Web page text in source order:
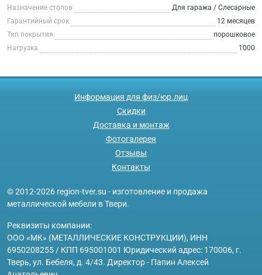
Назначение столов
Для гаража / Слесарные
Гарантийный срок
12 месяцев
Тип покрытия
порошковое
Нагрузка
1000
Информация для физ/юр.лиц
Скидки
Доставка и монтаж
Фотогалерея
Отзывы
Контакты
© 2012-2026 region-tver.su - изготовление и продажа
металлической мебели в Твери.
Реквизиты компании:
ООО «МК» (МЕТАЛЛИЧЕСКИЕ КОНСТРУКЦИИ), ИНН
6950208255 / КПП 695001001 Юридический адрес: 170006, г.
Тверь, ул. Бебеля, д. 4/43. Директор - Папин Алексей